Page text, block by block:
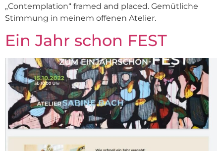
„Contemplation“ framed and placed. Gemütliche
Stimmung in meinem offenen Atelier.
Ein Jahr schon FEST